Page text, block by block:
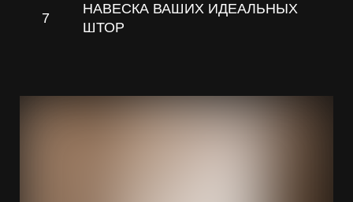
7
НАВЕСКА ВАШИХ ИДЕАЛЬНЫХ
ШТОР